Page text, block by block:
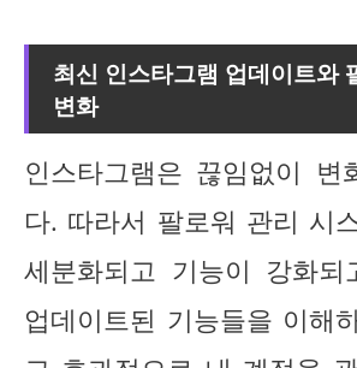
최신 인스타그램 업데이트와
변화
인스타그램은 끊임없이 변
다. 따라서 팔로워 관리 시
세분화되고 기능이 강화
업데이트된 기능들을 이해